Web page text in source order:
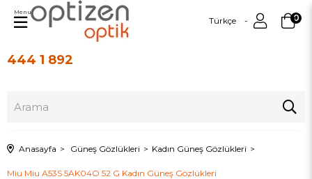
444 1 892
Türkçe 0
Menu
Anasayfa Güneş Gözlükleri Kadın Güneş Gözlükleri
Miu Miu A53S 5AK04O 52 G Kadın Güneş Gözlükleri